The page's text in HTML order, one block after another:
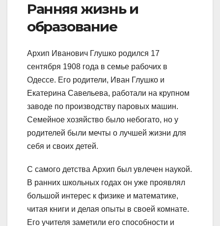
Ранняя жизнь и
образование
Архип Иванович Глушко родился 17
сентября 1908 года в семье рабочих в
Одессе. Его родители, Иван Глушко и
Екатерина Савельева, работали на крупном
заводе по производству паровых машин.
Семейное хозяйство было небогато, но у
родителей были мечты о лучшей жизни для
себя и своих детей.
С самого детства Архип был увлечен наукой.
В ранних школьных годах он уже проявлял
большой интерес к физике и математике,
читая книги и делая опыты в своей комнате.
Его учителя заметили его способности и